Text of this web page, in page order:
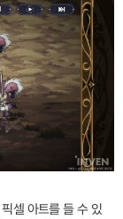
셀 아트를 들 수 있